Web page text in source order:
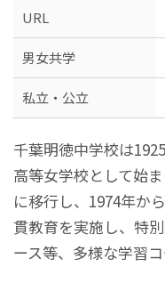
URL
男女共学
私立・公立
千葉明徳中学校は
高等女学校として始
に移行し、1974年か
貫教育を実施し、特
ース等、多様な学習コ